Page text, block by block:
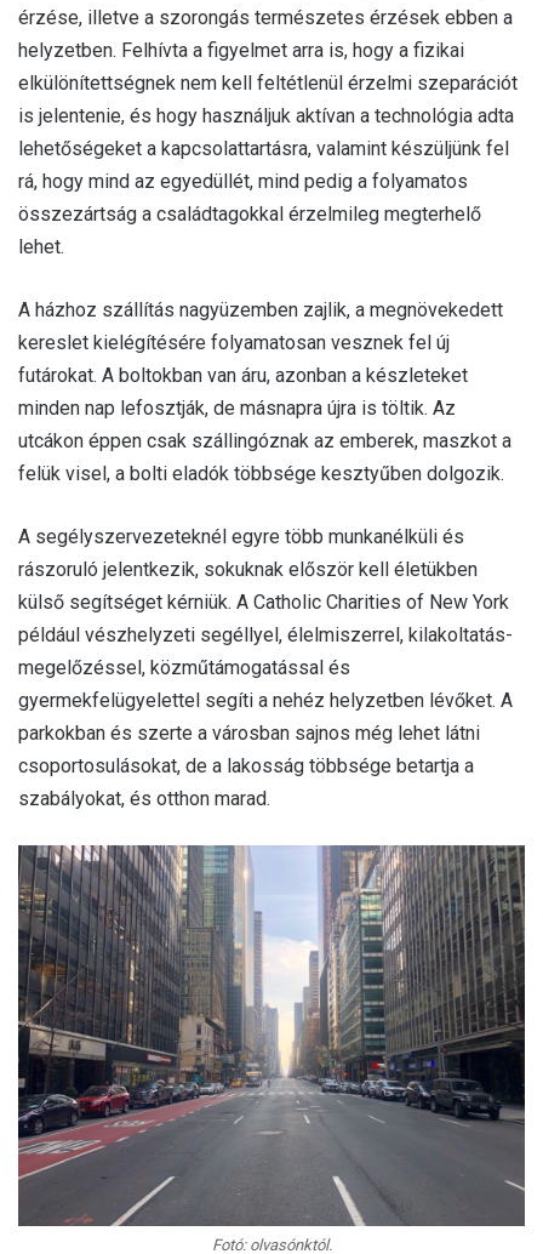
érzése, illetve a szorongás természetes érzések ebben a
helyzetben. Felhívta a figyelmet arra is, hogy a fizikai
elkülönítettségnek nem kell feltétlenül érzelmi szeparációt
is jelentenie, és hogy használjuk aktívan a technológia adta
lehetőségeket a kapcsolattartásra, valamint készüljünk fel
rá, hogy mind az egyedüllét, mind pedig a folyamatos
összezártság a családtagokkal érzelmileg megterhelő
lehet.
A házhoz szállítás nagyüzemben zajlik, a megnövekedett
kereslet kielégítésére folyamatosan vesznek fel új
futárokat. A boltokban van áru, azonban a készleteket
minden nap lefosztják, de másnapra újra is töltik. Az
utcákon éppen csak szállingóznak az emberek, maszkot a
felük visel, a bolti eladók többsége kesztyűben dolgozik.
A segélyszervezeteknél egyre több munkanélküli és
rászoruló jelentkezik, sokuknak először kell életükben
külső segítséget kérniük. A Catholic Charities of New York
például vészhelyzeti segéllyel, élelmiszerrel, kilakoltatás-
megelőzéssel, közműtámogatással és
gyermekfelügyelettel segíti a nehéz helyzetben lévőket. A
parkokban és szerte a városban sajnos még lehet látni
csoportosulásokat, de a lakosság többsége betartja a
szabályokat, és otthon marad.
Fotó: olvasónktól.